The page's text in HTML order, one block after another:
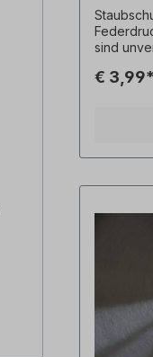
sind
€ 3,99*